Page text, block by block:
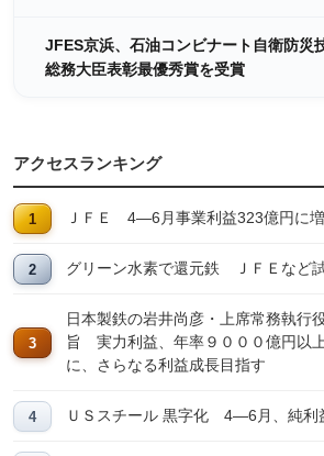
JFES京浜、石油コンビナート自衛防災
総務大臣表彰最優秀賞を受賞
アクセスランキング
ＪＦＥ 4―6月事業利益323億円に
グリーン水素で還元鉄 ＪＦＥなど
日本製鉄の岩井尚彦・上席常務執行
旨 実力利益、年率９０００億円以
に、さらなる利益成長目指す
ＵＳスチール 黒字化 4―6月、純利